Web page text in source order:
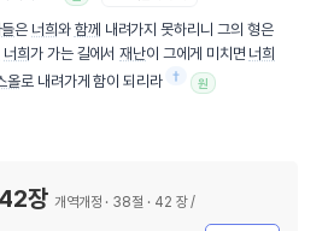
은 너희 와 함께 내려가지 못하리니 그의 형은
너희 가 가는 길에서재난이 그에게 미치면 너희
올로 내려가게 함이 되리라 † 원
장 개역개정 · 38절 · 42 장 /